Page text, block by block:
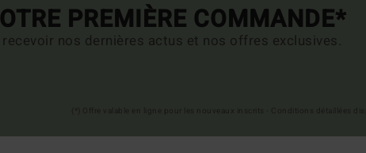
PREMIÈRE COMMANDE*
nos dernières actus et nos offres exclusives.